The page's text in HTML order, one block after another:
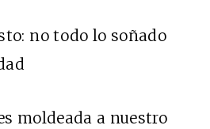
no todo lo soñado
moldeada a nuestro